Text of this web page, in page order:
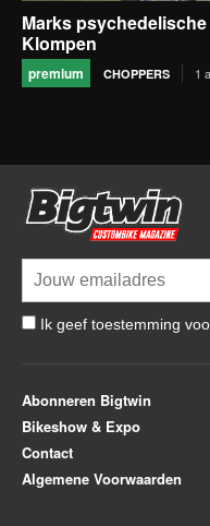
Marks
Klompen
premium CHOPPERS 1
Ik geef toestemming
Abonneren Bigtwin
Bikeshow & Expo
Contact
Algemene Voorwaarden